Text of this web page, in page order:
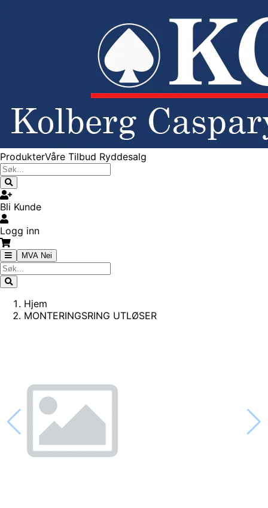
ProdukterVåre Tilbud Ryddesalg
Bli Kunde
Logg inn
MVA Nei
Hjem
MONTERINGSRING UTLØSER